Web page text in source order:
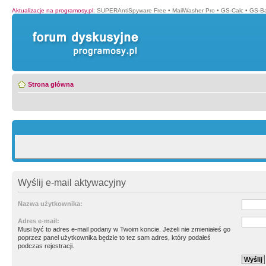
Aktualizacje na programosy.pl: SUPERAntiSpyware Free • MailWasher Pro • GS-Calc • GS-
Strona główna
Wyślij e-mail aktywacyjny
Nazwa użytkownika:
Adres e-mail:
Musi być to adres e-mail podany w Twoim koncie. Jeżeli nie zmieniałeś go
poprzez panel użytkownika będzie to tez sam adres, który podałeś
podczas rejestracji.